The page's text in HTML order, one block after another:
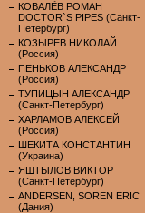
КОВАЛЁВ РОМАН
DOCTOR`S PIPES (Санкт-
Петербург)
КОЗЫРЕВ НИКОЛАЙ
(Россия)
ПЕНЬКОВ АЛЕКСАНДР
(Россия)
ТУПИЦЫН АЛЕКСАНДР
(Санкт-Петербург)
ХАРЛАМОВ АЛЕКСЕЙ
(Россия)
ШЕКИТА КОНСТАНТИН
(Украина)
ЯШТЫЛОВ ВИКТОР
(Санкт-Петербург)
ANDERSEN, SOREN ERIC
(Дания)